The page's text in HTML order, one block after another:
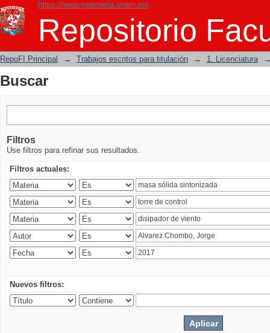
https://www.ingenieria.unam.mx
Repositorio
Buscar
RepoFI Principal → Trabajos escritos para titulación → 1. Licenciatura
Buscar
Filtros
Use filtros para refinar sus resultados.
Filtros actuales:
Nuevos filtros: